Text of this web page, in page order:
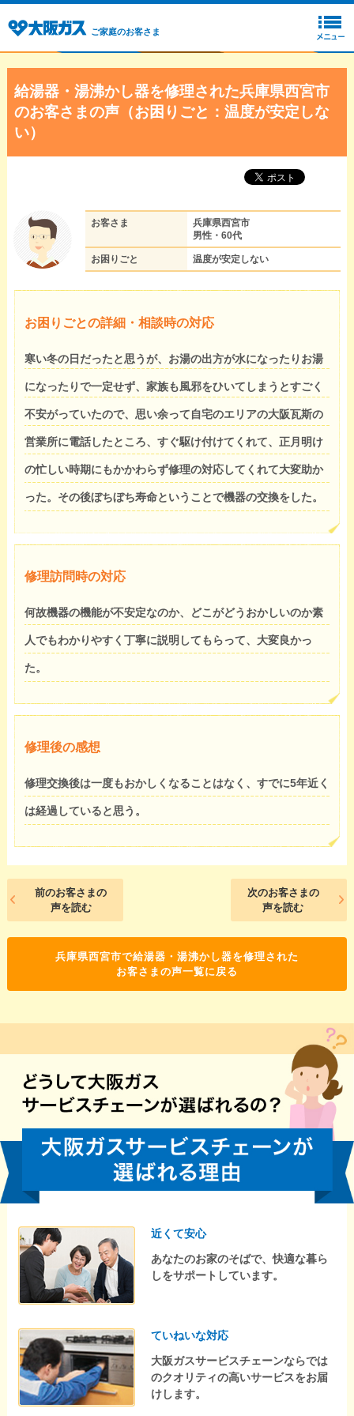
ご家庭のお客さま
給湯器・湯沸かし器を修理された兵庫県西宮市
のお客さまの声（お困りごと：温度が安定しな
い）
お客さま
兵庫県西宮市
男性・60代
お困りごと 温度が安定しない
お困りごとの詳細・相談時の対応
寒い冬の日だったと思うが、お湯の出方が水になったりお湯
になったりで一定せず、家族も風邪をひいてしまうとすごく
不安がっていたので、思い余って自宅のエリアの大阪瓦斯の
営業所に電話したところ、すぐ駆け付けてくれて、正月明け
の忙しい時期にもかかわらず修理の対応してくれて大変助か
った。その後ぼちぼち寿命ということで機器の交換をした。
修理訪問時の対応
何故機器の機能が不安定なのか、どこがどうおかしいのか素
人でもわかりやすく丁寧に説明してもらって、大変良かっ
た。
修理後の感想
修理交換後は一度もおかしくなることはなく、すでに5年近く
は経過していると思う。
前のお客さまの
声を読む
次のお客さまの
声を読む
兵庫県西宮市で給湯器・湯沸かし器を修理された
お客さまの声一覧に戻る
近くて安心
あなたのお家のそばで、快適な暮ら
しをサポートしています。
ていねいな対応
大阪ガスサービスチェーンならでは
のクオリティの高いサービスをお届
けします。